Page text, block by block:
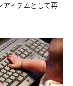
アイテムとして再